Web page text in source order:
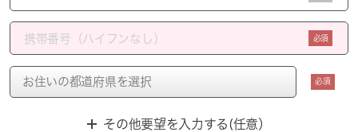
必須
必須
その他要望を入力する(任意）